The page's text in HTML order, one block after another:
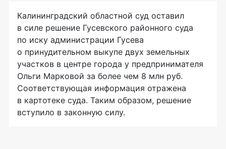
Калининградский областной суд оставил
в силе решение Гусевского районного суда
по иску администрации Гусева
о принудительном выкупе двух земельных
участков в центре города у предпринимателя
Ольги Марковой за более чем 8 млн руб.
Соответствующая информация отражена
в картотеке суда. Таким образом, решение
вступило в законную силу.